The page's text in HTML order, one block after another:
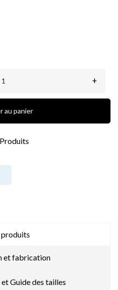
+
au panier
et fabrication
Guide des tailles